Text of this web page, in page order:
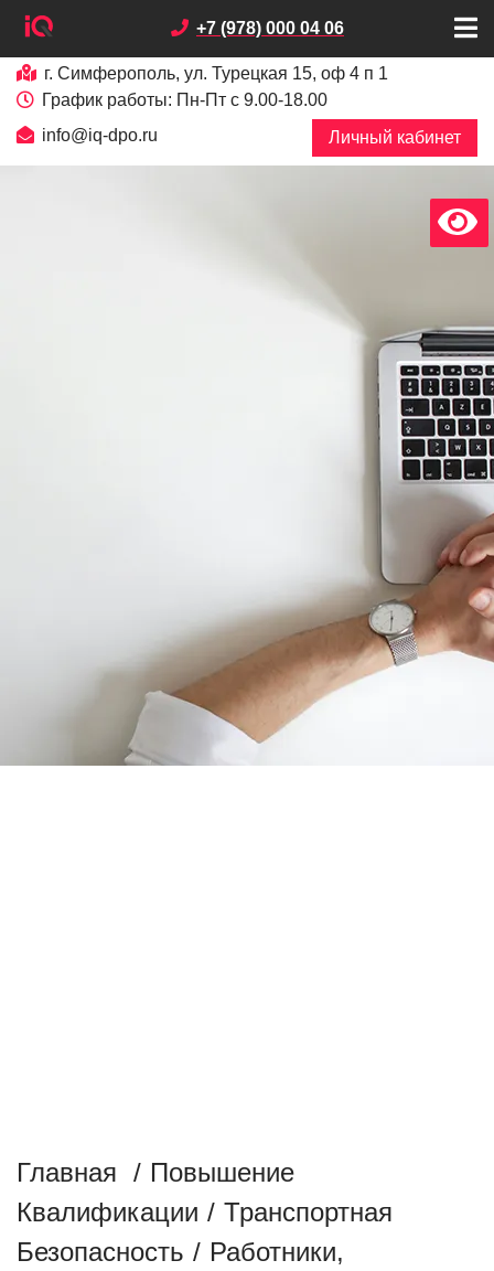
+7 (978) 000 04 06
г. Симферополь, ул. Турецкая 15, оф 4 п 1
График работы: Пн-Пт с 9.00-18.00
info@iq-dpo.ru
Личный кабинет
Главная / Повышение
Квалификации / Транспортная
Безопасность / Работники,
х